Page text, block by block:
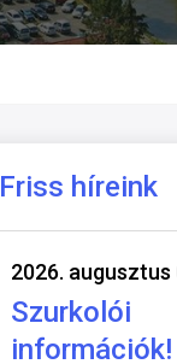
Friss híreink
2026. augusztus
Szurkolói
információk!